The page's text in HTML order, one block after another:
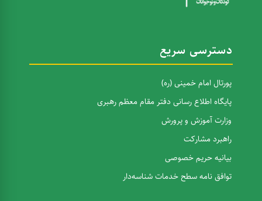
دسترسی سریع
پورتال امام خمینی (ره)
پایگاه اطلاع رسانی دفتر مقام معظم رهبری
وزارت آموزش و پرورش
راهبرد مشارکت
بیانیه حریم خصوصی
توافق نامه سطح خدمات شناسه‌دار